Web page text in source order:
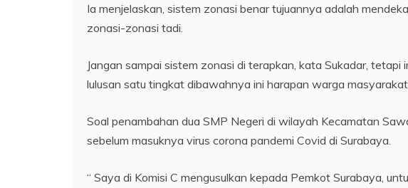
Ia menjelaskan, sistem zonasi benar tujuannya adalah
zonasi-zonasi tadi.
Jangan sampai sistem zonasi di terapkan, kata Sukadar,
lulusan satu tingkat dibawahnya ini harapan warga masyarakat.
Soal penambahan dua SMP Negeri di wilayah Kecamatan
sebelum masuknya virus corona pandemi Covid di Surabaya.
“ Saya di Komisi C mengusulkan kepada Pemkot Surabaya,